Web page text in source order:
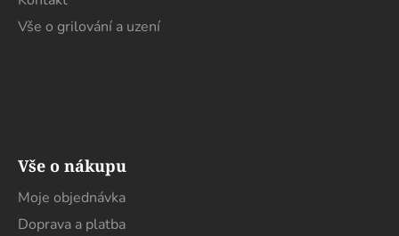
Vše o grilování a uzení
Vše o nákupu
Moje objednávka
Doprava a platba